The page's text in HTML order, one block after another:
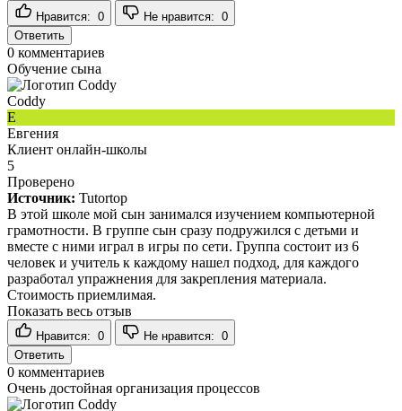
Нравится: 0 Не нравится: 0
Ответить
0 комментариев
Обучение сына
Coddy
Е
Евгения
Клиент онлайн-школы
5
Проверено
Источник: Tutortop
В этой школе мой сын занимался изучением компьютерной
грамотности. В группе сын сразу подружился с детьми и
вместе с ними играл в игры по сети. Группа состоит из 6
человек и учитель к каждому нашел подход, для каждого
разработал упражнения для закрепления материала.
Стоимость приемлимая.
Показать весь отзыв
Нравится: 0 Не нравится: 0
Ответить
0 комментариев
Очень достойная организация процессов